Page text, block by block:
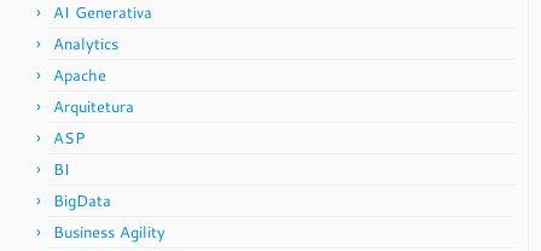
AI Generativa
Analytics
Apache
Arquitetura
ASP
BI
BigData
Business Agility